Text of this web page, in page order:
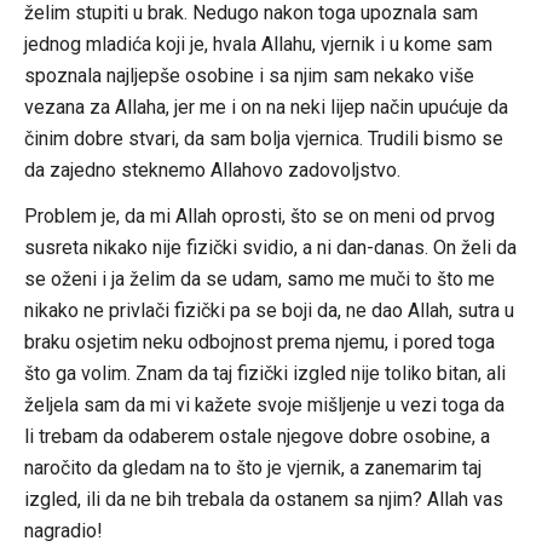
želim stupiti u brak. Nedugo nakon toga upoznala sam
jednog mladića koji je, hvala Allahu, vjernik i u kome sam
spoznala najljepše osobine i sa njim sam nekako više
vezana za Allaha, jer me i on na neki lijep način upućuje da
činim dobre stvari, da sam bolja vjernica. Trudili bismo se
da zajedno steknemo Allahovo zadovoljstvo.
Problem je, da mi Allah oprosti, što se on meni od prvog
susreta nikako nije fizički svidio, a ni dan-danas. On želi da
se oženi i ja želim da se udam, samo me muči to što me
nikako ne privlači fizički pa se boji da, ne dao Allah, sutra u
braku osjetim neku odbojnost prema njemu, i pored toga
što ga volim. Znam da taj fizički izgled nije toliko bitan, ali
željela sam da mi vi kažete svoje mišljenje u vezi toga da
li trebam da odaberem ostale njegove dobre osobine, a
naročito da gledam na to što je vjernik, a zanemarim taj
izgled, ili da ne bih trebala da ostanem sa njim? Allah vas
nagradio!